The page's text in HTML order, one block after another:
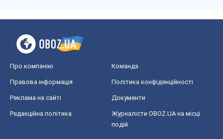
Про компанію Команда
Правова інформація Політика конфіденційності
Реклама на сайті Документи
Редакційна політика
Журналісти OBOZ.UA на місці
подій